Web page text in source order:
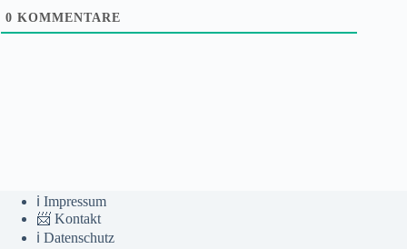
0 KOMMENTARE
ℹ️ Impressum
📨 Kontakt
ℹ️ Datenschutz